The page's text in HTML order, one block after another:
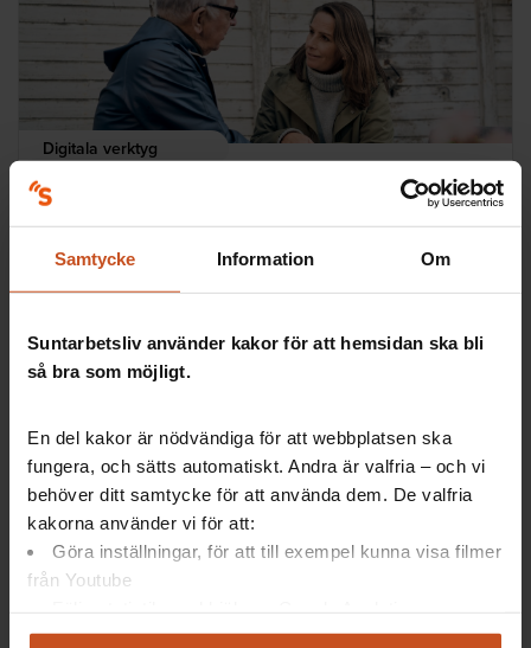
Samtycke Information Om
Suntarbetsliv använder kakor för att hemsidan ska bli
så bra som möjligt.
En del kakor är nödvändiga för att webbplatsen ska
fungera, och sätts automatiskt. Andra är valfria – och vi
behöver ditt samtycke för att använda dem. De valfria
kakorna använder vi för att:
Göra inställningar, för att till exempel kunna visa filmer
från Youtube
Analysera trafik för att kunna visa riktad information
Digitala verktyg
Vård i annans hem
pratar ni om arbetsmiljön och hur kan ni tillsammans
förbättra vardagen för både er själva…
Samverkan, SAM